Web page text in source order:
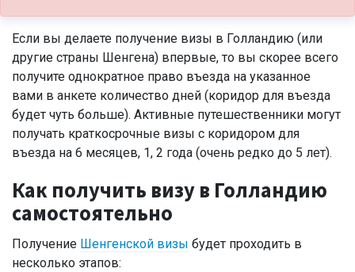
Если вы делаете получение визы в Голландию (или
другие страны Шенгена) впервые, то вы скорее всего
получите однократное право въезда на указанное
вами в анкете количество дней (коридор для въезда
будет чуть больше). Активные путешественники могут
получать краткосрочные визы с коридором для
въезда на 6 месяцев, 1, 2 года (очень редко до 5 лет).
Как получить визу в Голландию
самостоятельно
Получение Шенгенской визы будет проходить в
несколько этапов: